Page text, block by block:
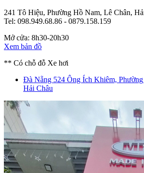
241 Tô Hiệu, Phường Hồ Nam, Lê Chân,
Tel: 098.949.68.86 - 0879.158.159
Mở cửa: 8h30-20h30
Xem bản đồ
** Có chỗ đỗ Xe hơi
Đà Nẵng 524 Ông Ích Khiêm,
Hải Châu